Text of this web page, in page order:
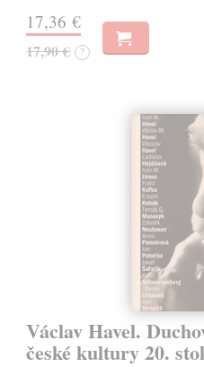
17,36 €
17,90 € ?
Václav Havel.
české kultury 20.